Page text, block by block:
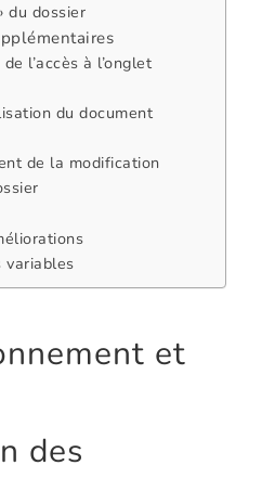
du dossier
l’accès à l’onglet
du document
de la modification
variables
et
des